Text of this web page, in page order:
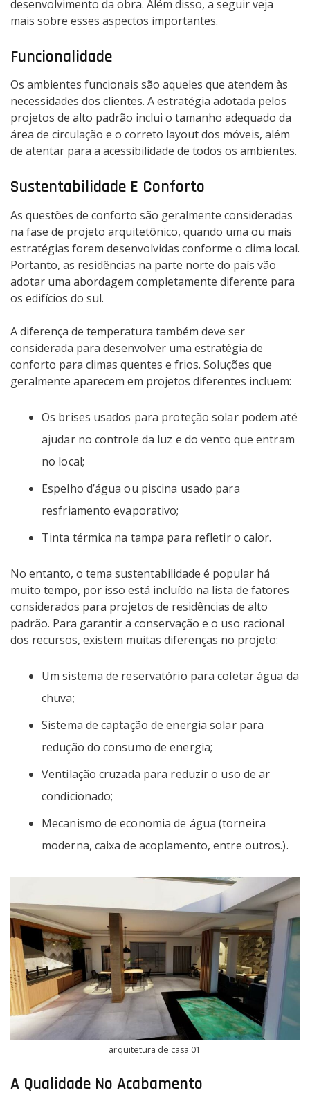
desenvolvimento da obra. Além disso, a seguir veja
mais sobre esses aspectos importantes.
Funcionalidade
Os ambientes funcionais são aqueles que atendem às
necessidades dos clientes. A estratégia adotada pelos
projetos de alto padrão inclui o tamanho adequado da
área de circulação e o correto layout dos móveis, além
de atentar para a acessibilidade de todos os ambientes.
Sustentabilidade E Conforto
As questões de conforto são geralmente consideradas
na fase de projeto arquitetônico, quando uma ou mais
estratégias forem desenvolvidas conforme o clima local.
Portanto, as residências na parte norte do país vão
adotar uma abordagem completamente diferente para
os edifícios do sul.
A diferença de temperatura também deve ser
considerada para desenvolver uma estratégia de
conforto para climas quentes e frios. Soluções que
geralmente aparecem em projetos diferentes incluem:
Os brises usados ​​para proteção solar podem até
ajudar no controle da luz e do vento que entram
no local;
Espelho d’água ou piscina usado para
resfriamento evaporativo;
Tinta térmica na tampa para refletir o calor.
No entanto, o tema sustentabilidade é popular há
muito tempo, por isso está incluído na lista de fatores
considerados para projetos de residências de alto
padrão. Para garantir a conservação e o uso racional
dos recursos, existem muitas diferenças no projeto:
Um sistema de reservatório para coletar água da
chuva;
Sistema de captação de energia solar para
redução do consumo de energia;
Ventilação cruzada para reduzir o uso de ar
condicionado;
Mecanismo de economia de água (torneira
moderna, caixa de acoplamento, entre outros.).
arquitetura de casa 01
A Qualidade No Acabamento